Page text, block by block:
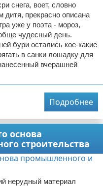
снега, воет, словно
дитя, прекрасно описана
уже у поэта - мороз,
чудесный день.
бури остались кое-какие
в санки лошадку для
вчерашней
Подробнее
основа
строительства
нерудный материал